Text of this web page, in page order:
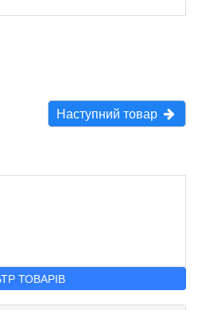
Наступний товар
ТОВАРІВ